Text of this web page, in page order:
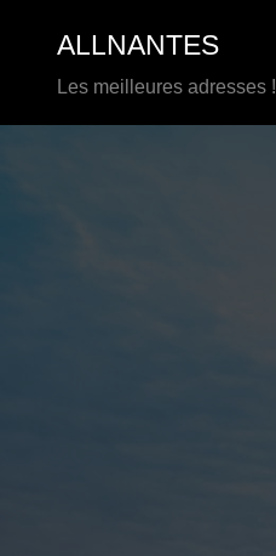
contenu
ALLNANTES
Les meilleures adresses !